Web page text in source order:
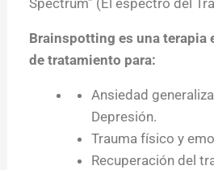
Spectrum” (El espectro del
Brainspotting es una terapia
de tratamiento para:
Ansiedad
Depresión.
Trauma físico y
Recuperación del